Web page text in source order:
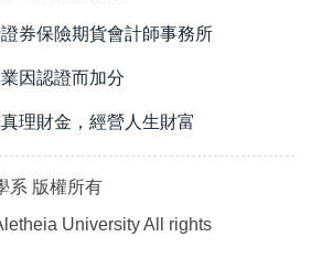
券保險期貨會計師事務所
因認證而加分
理財金，經營人生財富
系 版權所有
University All rights